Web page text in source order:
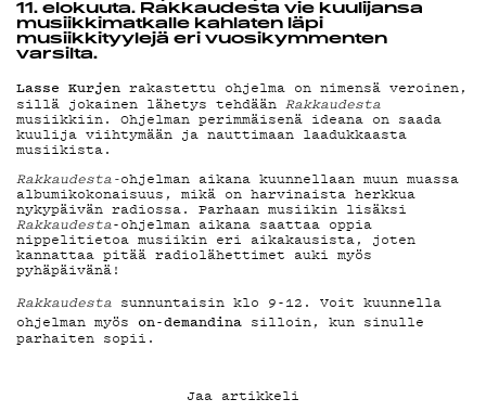
YHTEYSTIEDOT
G LIVELAB
YSTÄVÄKLUBI
TIETOSUOJA
11. elokuuta. Rakkaudesta vie kuulijansa
musiikkimatkalle kahlaten läpi
musiikkityylejä eri vuosikymmenten
varsilta.
Lasse Kurjen rakastettu ohjelma on nimensä veroinen,
sillä jokainen lähetys tehdään Rakkaudesta
musiikkiin. Ohjelman perimmäisenä ideana on saada
kuulija viihtymään ja nauttimaan laadukkaasta
musiikista.
Rakkaudesta-ohjelman aikana kuunnellaan muun muassa
albumikokonaisuus, mikä on harvinaista herkkua
nykypäivän radiossa. Parhaan musiikin lisäksi
Rakkaudesta-ohjelman aikana saattaa oppia
nippelitietoa musiikin eri aikakausista, joten
kannattaa pitää radiolähettimet auki myös
pyhäpäivänä!
Rakkaudesta sunnuntaisin klo 9-12. Voit kuunnella
ohjelman myös on-demandina silloin, kun sinulle
parhaiten sopii.
Jaa artikkeli